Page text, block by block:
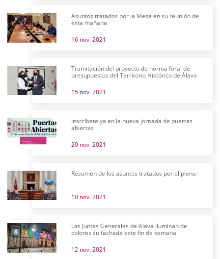
Asuntos tratados por la Mesa en su reunión de
esta mañana
16 nov. 2021
Tramitación del proyecto de norma foral de
presupuestos del Territorio Histórico de Álava
15 nov. 2021
Inscríbete ya en la nueva jornada de puertas
abiertas
20 nov. 2021
Resumen de los asuntos tratados por el pleno
10 nov. 2021
Las Juntas Generales de Álava iluminan de
colores su fachada este fin de semana
12 nov. 2021